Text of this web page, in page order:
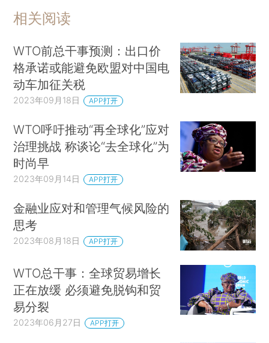
相关阅读
WTO前总干事预测：出口价
格承诺或能避免欧盟对中国电
动车加征关税
2023年09月18日 APP打开
WTO呼吁推动“再全球化”应对
治理挑战 称谈论“去全球化”为
时尚早
2023年09月14日 APP打开
金融业应对和管理气候风险的
思考
2023年08月18日 APP打开
WTO总干事：全球贸易增长
正在放缓 必须避免脱钩和贸
易分裂
2023年06月27日 APP打开